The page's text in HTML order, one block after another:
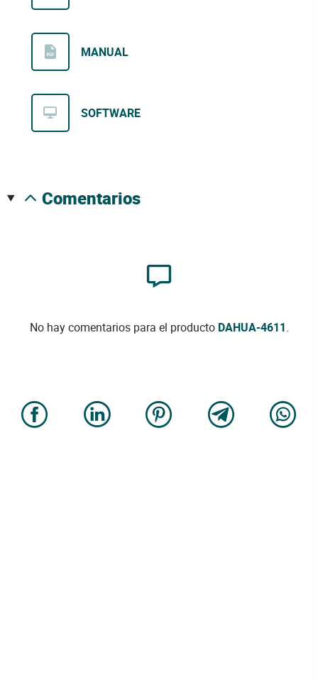
MANUAL
SOFTWARE
comentarios
No hay comentarios para el producto DAHUA-4611.